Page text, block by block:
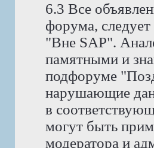
6.3 Все
форума,
"Вне SAP".
памятными и
подфоруме
нарушающие
в
могут быть
модератора и